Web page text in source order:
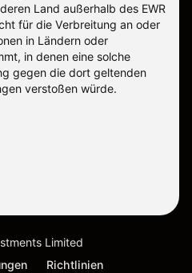
Land außerhalb des EWR
für die Verbreitung an oder
in Ländern oder
in denen eine solche
gegen die dort geltenden
verstoßen würde.
Limited
Richtlinien